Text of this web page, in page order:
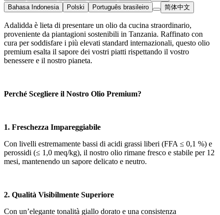
Bahasa Indonesia
Polski Português brasileiro 简体中文
Adalidda è lieta di presentare un olio da cucina straordinario,
proveniente da piantagioni sostenibili in Tanzania. Raffinato con
cura per soddisfare i più elevati standard internazionali, questo olio
premium esalta il sapore dei vostri piatti rispettando il vostro
benessere e il nostro pianeta.
Perché Scegliere il Nostro Olio Premium?
1. Freschezza Impareggiabile
Con livelli estremamente bassi di acidi grassi liberi (FFA ≤ 0,1 %) e
perossidi (≤ 1,0 meq/kg), il nostro olio rimane fresco e stabile per 12
mesi, mantenendo un sapore delicato e neutro.
2. Qualità Visibilmente Superiore
Con un’elegante tonalità giallo dorato e una consistenza